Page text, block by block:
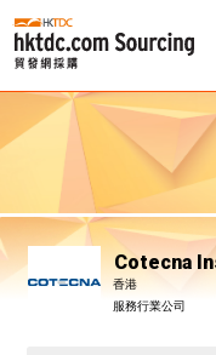
Cotecna
香港
服務行業公司